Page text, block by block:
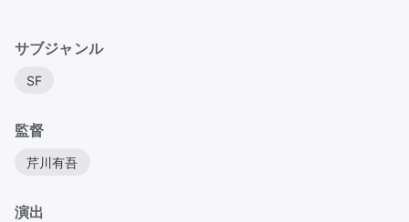
サブジャンル
SF
監督
芹川有吾
演出